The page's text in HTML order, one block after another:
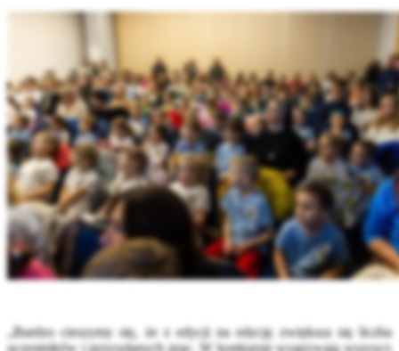
„Bardzo cieszymy się, że z edycji na edycję zwiększa się liczba
uczestników i przysyłanych prac. W konkursie wygrywają wszyscy